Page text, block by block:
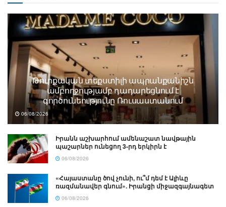
Թուրքական տեքստիլի ապրանքանիշն
ամբողջությամբ դադարեցնում է
գործունեությունը Ռուսաստանում
06/08/2026
Իրանն աշխարհում ամենաշատ նավթային
պաշարներ ունեցող 3-րդ երկիրն է
06/08/2026
«Հայաստանը ծով չունի, ու՞մ դեմ է Ալիևը
ռազմանավեր գնում». Իրանցի միջազգայնագետ
06/08/2026